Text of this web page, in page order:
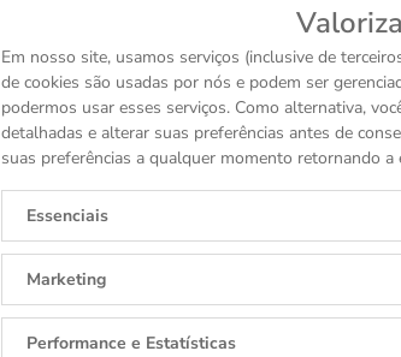
Em nosso site, usamos serviços (inclusive de
de cookies são usadas por nós e podem ser
podermos usar esses serviços. Como alternativa,
detalhadas e alterar suas preferências antes de
suas preferências a qualquer momento retornando
Essenciais
Marketing
Performance e Estatísticas